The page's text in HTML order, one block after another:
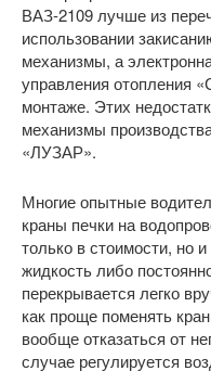
ВАЗ-2109 лучше из
использовании
механизмы, а
управления отопления
монтаже. Этих
механизмы
«ЛУЗАР».
Многие опытные
краны печки на
только в стоимости,
жидкость либо
перекрывается легко
как проще поменять
вообще отказаться от
случае регулируется